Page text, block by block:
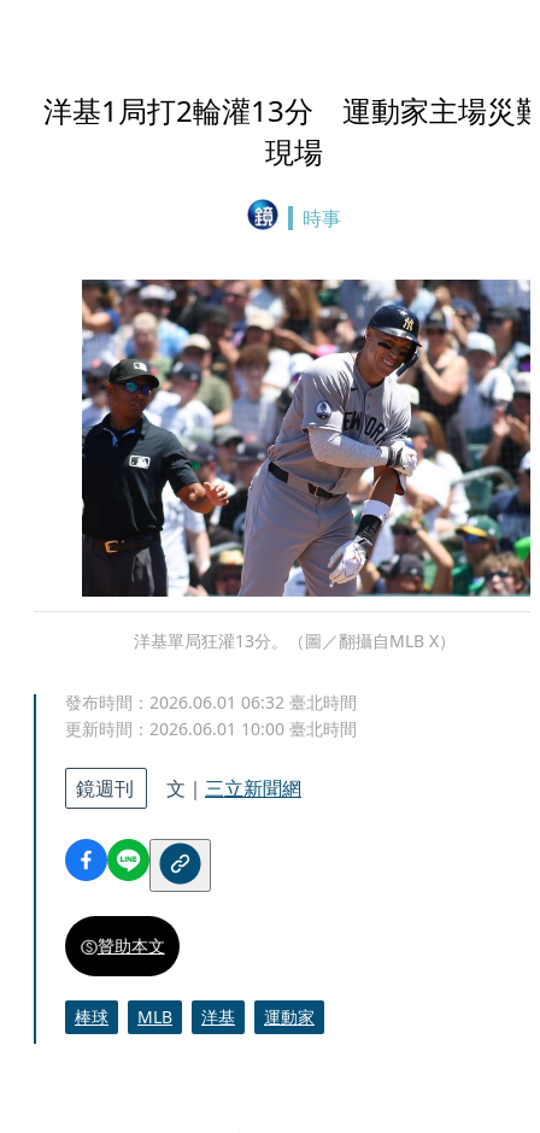
洋基1局打2輪灌13分 運動家主場災
現場
時事
洋基單局狂灌13分。（圖／翻攝自MLB X）
發布時間： 2026.06.01 06:32 臺北時間
更新時間： 2026.06.01 10:00 臺北時間
鏡週刊 文｜ 三立新聞網
贊助本文
棒球 MLB 洋基 運動家